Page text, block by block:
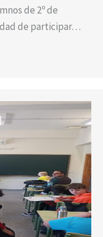
de 2º de
de participar…